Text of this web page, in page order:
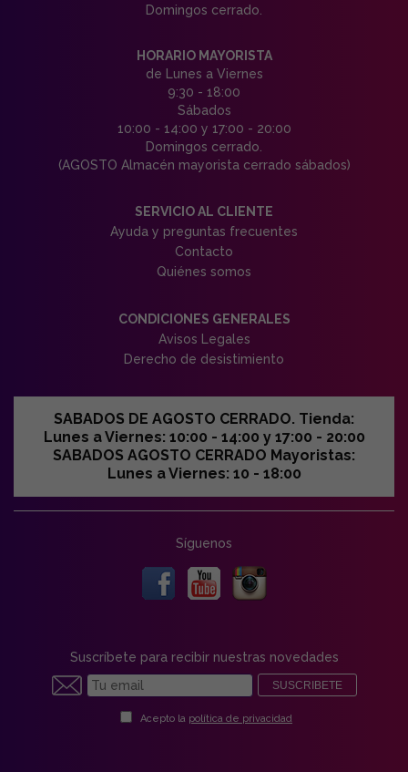
Domingos cerrado.
HORARIO MAYORISTA
de Lunes a Viernes
9:30 - 18:00
Sábados
10:00 - 14:00 y 17:00 - 20:00
Domingos cerrado.
(AGOSTO Almacén mayorista cerrado sábados)
SERVICIO AL CLIENTE
Ayuda y preguntas frecuentes
Contacto
Quiénes somos
CONDICIONES GENERALES
Avisos Legales
Derecho de desistimiento
SABADOS DE AGOSTO CERRADO. Tienda:
Lunes a Viernes: 10:00 - 14:00 y 17:00 - 20:00
SABADOS AGOSTO CERRADO Mayoristas:
Lunes a Viernes: 10 - 18:00
Síguenos
Suscríbete para recibir nuestras novedades
SUSCRIBETE
Acepto la política de privacidad